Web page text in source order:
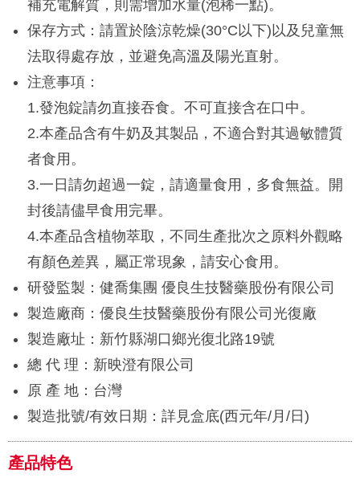
補充電解質，則需增加水量(泡稀一點)。
保存方式：請置於陰涼乾燥(30°C以下)以及兒童無
法取得處存放，並避免高溫及陽光直射。
注意事項：
1.發泡錠請勿直接吞食。不可直接含在口中。
2.本產品含有牛奶及其製品，不適合對其過敏體質
者食用。
3.一日請勿超過一錠，請適量食用，多食無益。開
封後請儘早食用完畢。
4.本產品含植物萃取，不同生產批次之原料外觀略
有顏色差異，屬正常現象，請安心食用。
研發監製：健喬集團 優良生技醫藥股份有限公司
製造廠商：優良生技醫藥股份有限公司光復廠
製造廠址：新竹縣湖口鄉光復北路19號
總 代 理：新映澄有限公司
原 產 地：台灣
製造批號/有效日期：詳見盒底(西元年/月/日)
產品特色